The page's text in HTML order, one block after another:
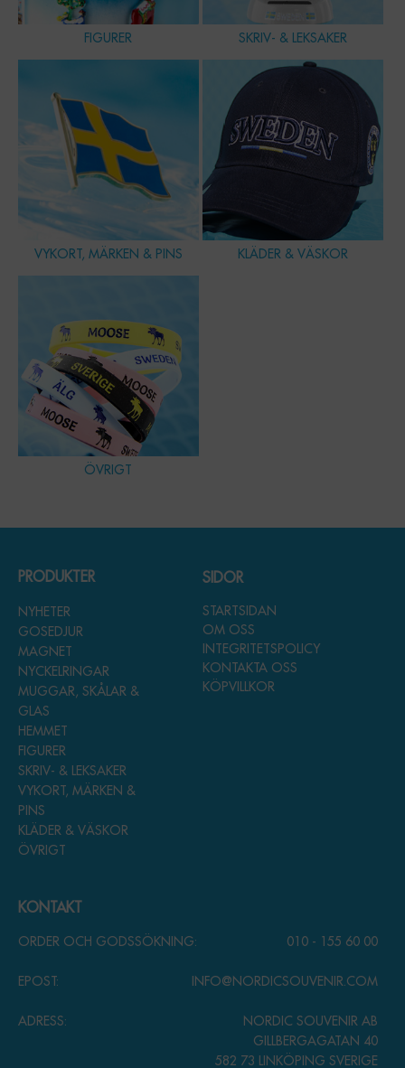
FIGURER SKRIV- & LEKSAKER
VYKORT, MÄRKEN & PINS KLÄDER & VÄSKOR
ÖVRIGT
PRODUKTER
NYHETER
GOSEDJUR
MAGNET
NYCKELRINGAR
MUGGAR, SKÅLAR &
GLAS
HEMMET
FIGURER
SKRIV- & LEKSAKER
VYKORT, MÄRKEN &
PINS
KLÄDER & VÄSKOR
ÖVRIGT
SIDOR
STARTSIDAN
OM OSS
INTEGRITETSPOLICY
KONTAKTA OSS
KÖPVILLKOR
KONTAKT
ORDER OCH GODSSÖKNING: 010 - 155 60 00
EPOST: INFO@NORDICSOUVENIR.COM
ADRESS:
NORDIC SOUVENIR AB
GILLBERGAGATAN 40
582 73 LINKÖPING SVERIGE